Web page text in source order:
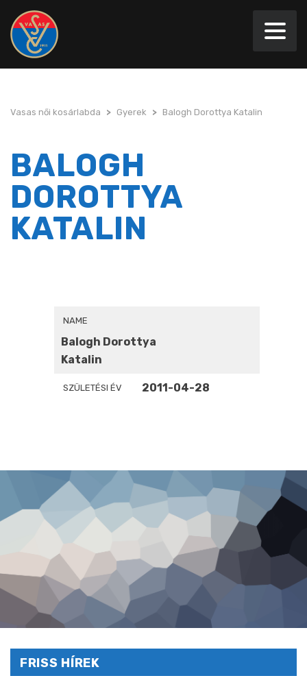
Vasas női kosárlabda > Gyerek > Balogh Dorottya Katalin
BALOGH
DOROTTYA
KATALIN
NAME
Balogh Dorottya
Katalin
SZÜLETÉSI ÉV 2011-04-28
FRISS HÍREK